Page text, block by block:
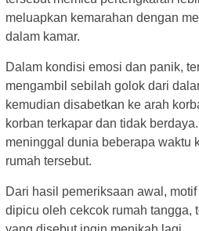
meluapkan kemarahan dengan
dalam kamar.
Dalam kondisi emosi dan panik,
mengambil sebilah golok dari
kemudian disabetkan ke arah
korban terkapar dan tidak
meninggal dunia beberapa waktu
rumah tersebut.
Dari hasil pemeriksaan awal,
dipicu oleh cekcok rumah tangga,